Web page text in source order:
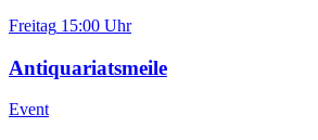
Freitag 15:00 Uhr
Antiquariatsmeile
Event